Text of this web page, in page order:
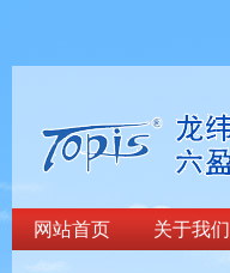
网站首页 关于我们